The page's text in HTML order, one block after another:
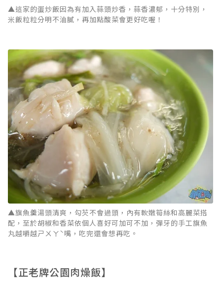
▲這家的蛋炒飯因為有加入蒜頭炒香，蒜香濃郁，十分特別，
米飯粒粒分明不油膩，再加點酸菜會更好吃喔！
▲旗魚羹湯頭清爽，勾芡不會過頭，內有軟嫩筍絲和高麗菜搭
配，至於胡椒和香菜依個人喜好可加可不加，彈牙的手工旗魚
丸越嚼越ㄕㄨㄚˋ嘴，吃完還會想再吃。
【正老牌公園肉燥飯】